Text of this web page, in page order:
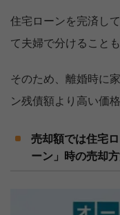
住宅ローンを完済し
て夫婦で分けること
そのため、離婚時に
ン残債額より高い価
売却額では住宅
ーン」時の売却